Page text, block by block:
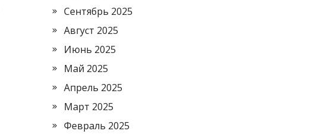
Сентябрь 2025
Август 2025
Июнь 2025
Май 2025
Апрель 2025
Март 2025
Февраль 2025